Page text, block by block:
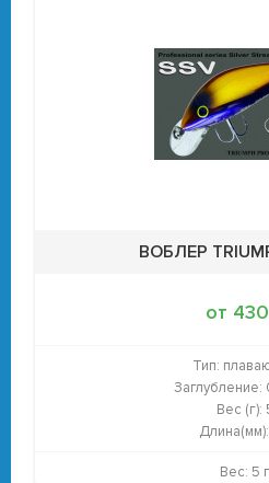
ВОБЛЕР
от
Тип:
Заглубление:
Вес (г):
Длина(мм):
Вес: 5 г